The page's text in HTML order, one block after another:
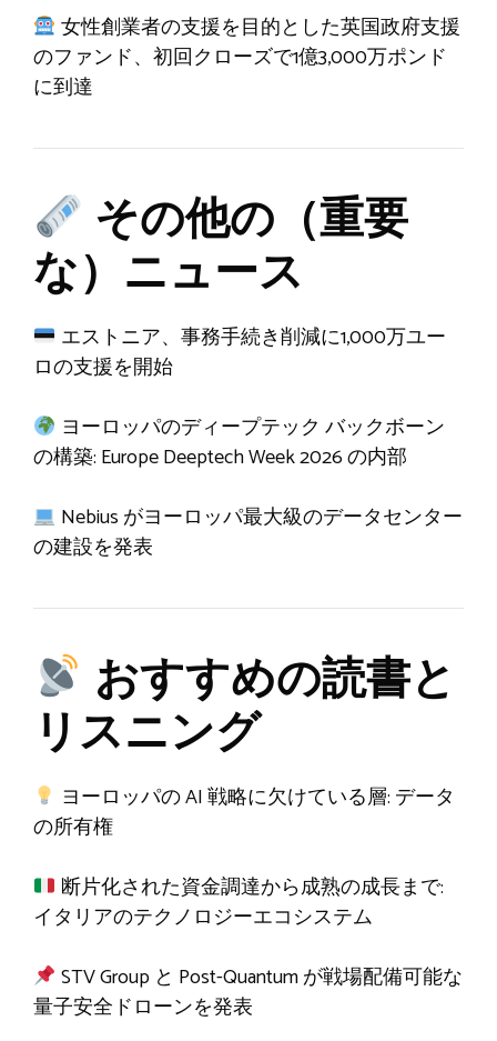
女性創業者の支援を目的とした英国政府支援
のファンド、初回クローズで1億3,000万ポンド
に到達
その他の（重要
な）ニュース
エストニア、事務手続き削減に1,000万ユー
ロの支援を開始
ヨーロッパのディープテック バックボーン
の構築: Europe Deeptech Week 2026 の内部
Nebius がヨーロッパ最大級のデータセンター
の建設を発表
おすすめの読書と
リスニング
ヨーロッパの AI 戦略に欠けている層: データ
の所有権
断片化された資金調達から成熟の成長まで:
イタリアのテクノロジーエコシステム
STV Group と Post-Quantum が戦場配備可能な
量子安全ドローンを発表